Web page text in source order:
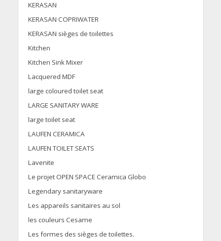
KERASAN
KERASAN COPRIWATER
KERASAN sièges de toilettes
Kitchen
Kitchen Sink Mixer
Lacquered MDF
large coloured toilet seat
LARGE SANITARY WARE
large toilet seat
LAUFEN CERAMICA
LAUFEN TOILET SEATS
Lavenite
Le projet OPEN SPACE Ceramica Globo
Legendary sanitaryware
Les appareils sanitaires au sol
les couleurs Cesame
Les formes des sièges de toilettes.